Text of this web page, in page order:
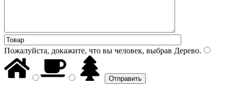
Пожалуйста, докажите, что вы человек, выбрав Дерево.